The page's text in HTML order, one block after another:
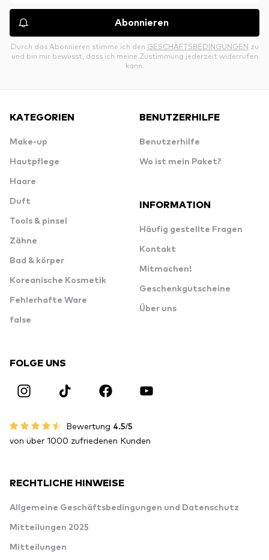
Abonnieren
Durch das Abonnieren stimme ich den GESCHÄFTSBEDINGUNGEN zu
und bin mir bewusst, dass ich meine Zustimmung jederzeit widerrufen
kann.
KATEGORIEN
Make-up
Hautpflege
Haare
Duft
Tools & pinsel
Zähne
Bad & körper
Koreanische Kosmetik
Fehlerhafte Ware
false
BENUTZERHILFE
Benutzerhilfe
Wo ist mein Paket?
INFORMATION
Häufig gestellte Fragen
Kontakt
Mitmachen!
Geschenkgutscheine
Über uns
FOLGE UNS
Bewertung 4.5/5
von über 1000 zufriedenen Kunden
RECHTLICHE HINWEISE
Allgemeine Geschäftsbedingungen und Datenschutz
Mitteilungen 2025
Mitteilungen